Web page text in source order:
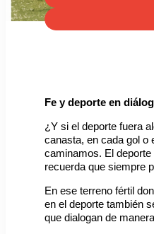
Fe y deporte en
¿Y si el deporte fuera
canasta, en cada gol o
caminamos. El
recuerda que siempre
En ese terreno fértil
en el deporte también
que dialogan de